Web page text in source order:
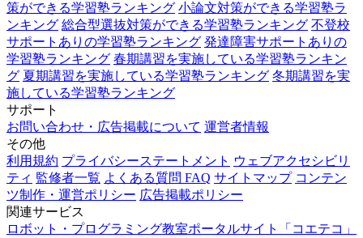
策ができる学習塾ランキング 小論文対策ができる学習塾ラ
ンキング 総合型選抜対策ができる学習塾ランキング 不登校
サポートありの学習塾ランキング 発達障害サポートありの
学習塾ランキング 春期講習を実施している学習塾ランキン
グ 夏期講習を実施している学習塾ランキング 冬期講習を実
施している学習塾ランキング
サポート
お問い合わせ・広告掲載について 運営者情報
その他
利用規約 プライバシーステートメント ウェブアクセシビリ
ティ 監修者一覧 よくある質問 FAQ サイトマップ コンテン
ツ制作・運営ポリシー 広告掲載ポリシー
関連サービス
ロボット・プログラミング教室ポータルサイト「コエテコ」